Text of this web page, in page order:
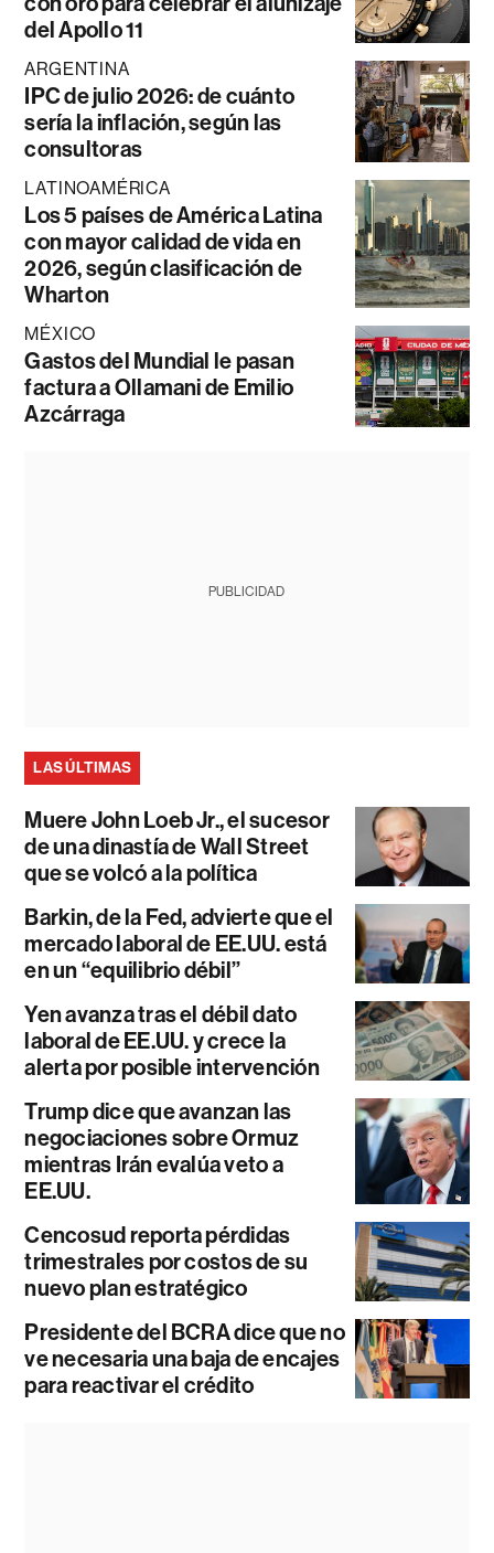
del Apollo 11
ARGENTINA
IPC de julio 2026: de cuánto
sería la inflación, según las
consultoras
LATINOAMÉRICA
Los 5 países de América Latina
con mayor calidad de vida en
2026, según clasificación de
Wharton
MÉXICO
Gastos del Mundial le pasan
factura a Ollamani de Emilio
Azcárraga
PUBLICIDAD
LAS ÚLTIMAS
Muere John Loeb Jr., el sucesor
de una dinastía de Wall Street
que se volcó a la política
Barkin, de la Fed, advierte que el
mercado laboral de EE.UU. está
en un “equilibrio débil”
Yen avanza tras el débil dato
laboral de EE.UU. y crece la
alerta por posible intervención
Trump dice que avanzan las
negociaciones sobre Ormuz
mientras Irán evalúa veto a
EE.UU.
Cencosud reporta pérdidas
trimestrales por costos de su
nuevo plan estratégico
Presidente del BCRA dice que no
ve necesaria una baja de encajes
para reactivar el crédito